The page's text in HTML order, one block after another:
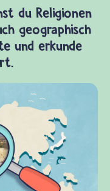
du Religionen
geographisch
und erkunde